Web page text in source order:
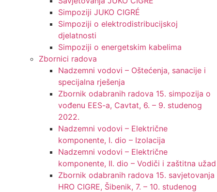
Simpoziji JUKO CIGRÉ
Simpoziji o elektrodistribucijskoj
djelatnosti
Simpoziji o energetskim kabelima
Zbornici radova
Nadzemni vodovi – Oštećenja, sanacije i
specijalna rješenja
Zbornik odabranih radova 15. simpozija o
vođenu EES-a, Cavtat, 6. – 9. studenog
2022.
Nadzemni vodovi – Električne
komponente, I. dio – Izolacija
Nadzemni vodovi – Električne
komponente, II. dio – Vodiči i zaštitna užad
Zbornik odabranih radova 15. savjetovanja
HRO CIGRE, Šibenik, 7. – 10. studenog